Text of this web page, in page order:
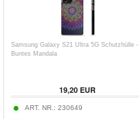
Samsung Galaxy S21 Ultra 5G Schutzhülle -
Buntes Mandala
19,20EUR
ART. NR.: 230649